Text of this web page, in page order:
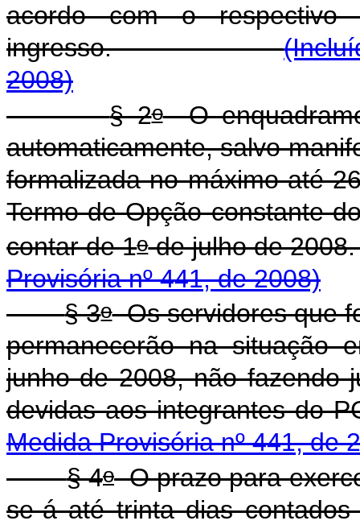
acordo com o respectivo
ingresso.
2008)
§ 2oO
automaticamente, salvo
formalizada no máximo até
Termo de Opção constante
contar de 1ode julho
Provisória nº 441, de 2008)
§ 3oOs servidores que
permanecerão na situação
junho de 2008, não fazendo
devidas aos
Medida Provisória nº 441, de
§ 4oO prazo para
se-á até trinta dias